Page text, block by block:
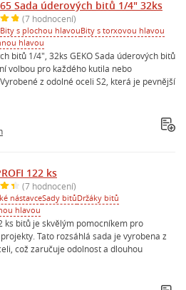
Sada úderových bitů 1/4" 32ks
(7 hodnocení)
Bity s plochou hlavouBity s torxovou hlavou
hlavou
bitů 1/4", 32ks GEKO Sada úderových bitů
volbou pro každého kutila nebo
z odolné oceli S2, která je pevnější
122 ks
(7 hodnocení)
nástavceSady bitůDržáky bitů
hlavou
ks bitů je skvělým pomocníkem pro
Tato rozsáhlá sada je vyrobena z
což zaručuje odolnost a dlouhou